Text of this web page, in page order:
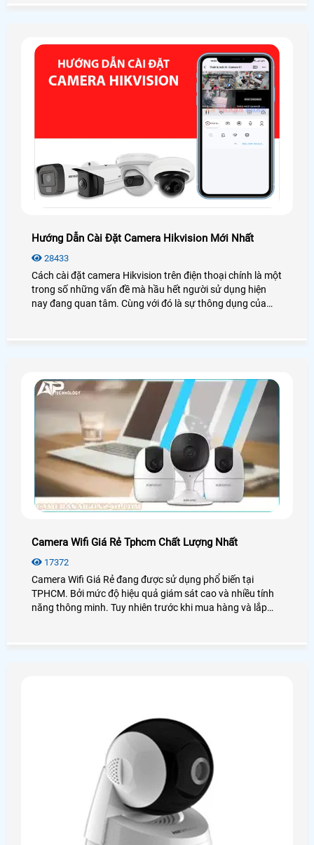
Hướng Dẫn Cài Đặt Camera Hikvision Mới Nhất
28433
Cách cài đặt camera Hikvision trên điện thoại chính là một
trong số những vấn đề mà hầu hết người sử dụng hiện
nay đang quan tâm. Cùng với đó là sự thông dụng của
Camera Wifi Giá Rẻ Tphcm Chất Lượng Nhất
17372
Camera Wifi Giá Rẻ đang được sử dụng phổ biến tại
TPHCM. Bởi mức độ hiệu quả giám sát cao và nhiều tính
năng thông minh. Tuy nhiên trước khi mua hàng và lắp